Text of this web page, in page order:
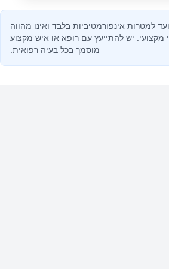
למטרות אינפורמטיביות בלבד ואינו מהווה
מקצועי. יש להתייעץ עם רופא או איש מקצוע
מוסמך בכל בעיה רפואית.